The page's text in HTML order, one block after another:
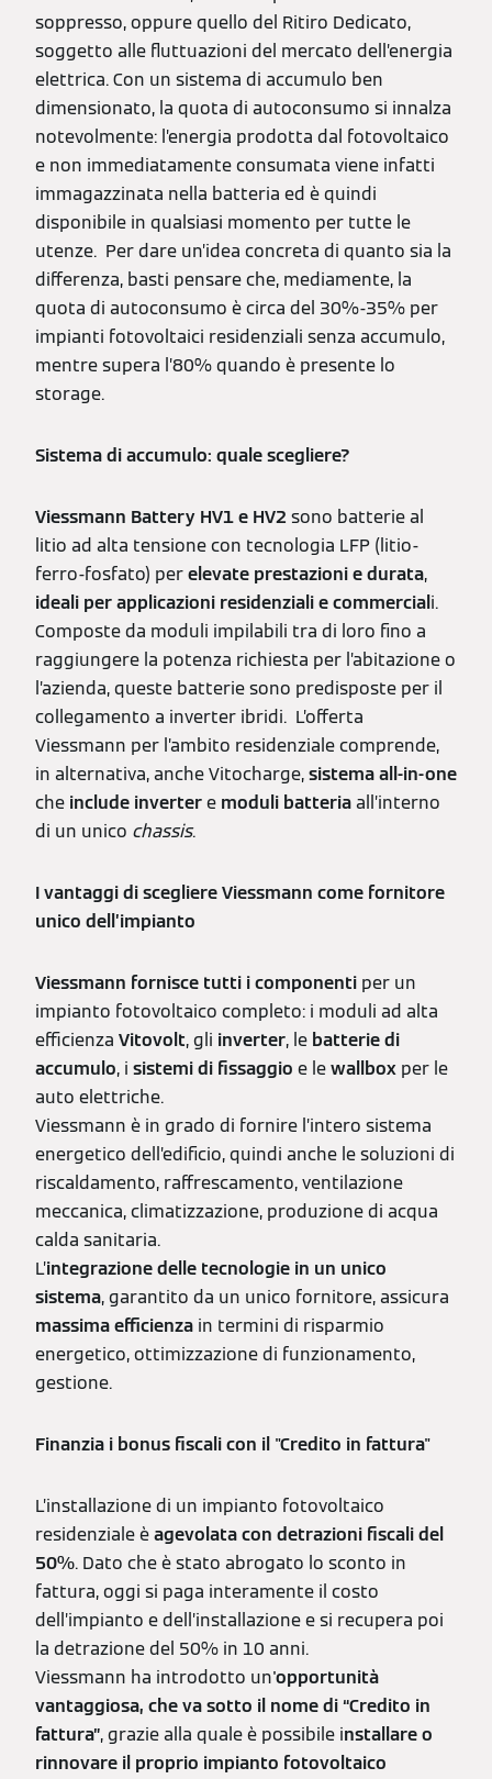
soppresso, oppure quello del Ritiro Dedicato,
soggetto alle fluttuazioni del mercato dell’energia
elettrica. Con un sistema di accumulo ben
dimensionato, la quota di autoconsumo si innalza
notevolmente: l’energia prodotta dal fotovoltaico
e non immediatamente consumata viene infatti
immagazzinata nella batteria ed è quindi
disponibile in qualsiasi momento per tutte le
utenze. Per dare un’idea concreta di quanto sia la
differenza, basti pensare che, mediamente, la
quota di autoconsumo è circa del 30%-35% per
impianti fotovoltaici residenziali senza accumulo,
mentre supera l’80% quando è presente lo
storage.
Sistema di accumulo: quale scegliere?
Viessmann Battery HV1 e HV2 sono batterie al
litio ad alta tensione con tecnologia LFP (litio-
ferro-fosfato) perelevate prestazioni e durata,
ideali per applicazioni residenziali e commercial i.
Composte da moduli impilabili tra di loro fino a
raggiungere la potenza richiesta per l’abitazione o
l’azienda, queste batterie sono predisposte per il
collegamento a inverter ibridi. L’offerta
Viessmann per l’ambito residenziale comprende,
in alternativa, anche Vitocharge,sistema all-in-one
che include invertere moduli batteriaall’interno
di un unico chassis.
I vantaggi di scegliere Viessmann come fornitore
unico dell’impianto
Viessmann fornisce tutti i componenti per un
impianto fotovoltaico completo: i moduli ad alta
efficienza Vitovolt, gli inverter, le batteriedi
accumulo, i sistemidi fissaggio e lewallbox per le
auto elettriche.
Viessmann è in grado di fornire l’intero sistema
energetico dell’edificio, quindi anche le soluzioni di
riscaldamento, raffrescamento, ventilazione
meccanica, climatizzazione, produzione di acqua
calda sanitaria.
L’integrazione delle tecnologie in un unico
sistema, garantito da un unico fornitore, assicura
massimaefficienza in termini di risparmio
energetico, ottimizzazione di funzionamento,
gestione.
Finanzia i bonus fiscali con il "Credito in fattura"
L’installazione di un impianto fotovoltaico
residenziale èagevolata con detrazioni fiscali del
50%. Dato che è stato abrogato lo sconto in
fattura, oggi si paga interamente il costo
dell’impianto e dell’installazione e si recupera poi
la detrazione del 50% in 10 anni.
Viessmann ha introdotto un'opportunità
vantaggiosa, che va sotto il nome di “Credito in
fattura”, grazie alla quale è possibile installare o
rinnovare il proprio impianto fotovoltaico